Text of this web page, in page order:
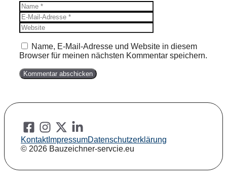
Name
Name, E-Mail-Adresse und Website in diesem
Browser für meinen nächsten Kommentar speichern.
© 2026 Bauzeichner-servcie.eu
KontaktImpressumDatenschutzerklärung